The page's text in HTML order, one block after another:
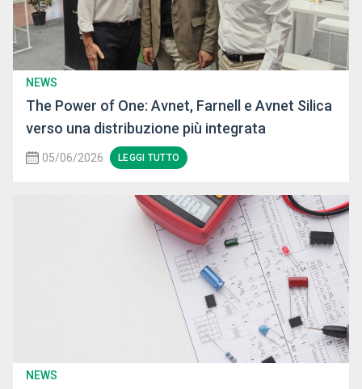
NEWS
The Power of One: Avnet, Farnell e Avnet Silica
verso una distribuzione più integrata
05/06/2026 LEGGI TUTTO
NEWS